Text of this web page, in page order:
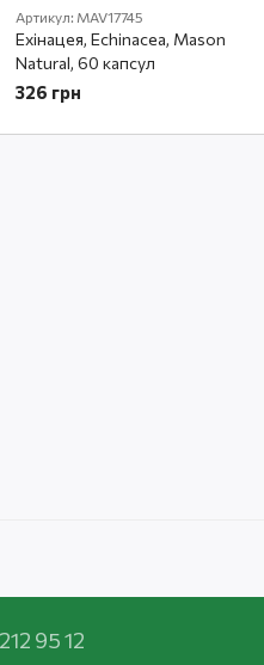
Артикул: MAV17745
Ехінацея, Echinacea, Mason
Natural, 60 капсул
326 грн
95 12